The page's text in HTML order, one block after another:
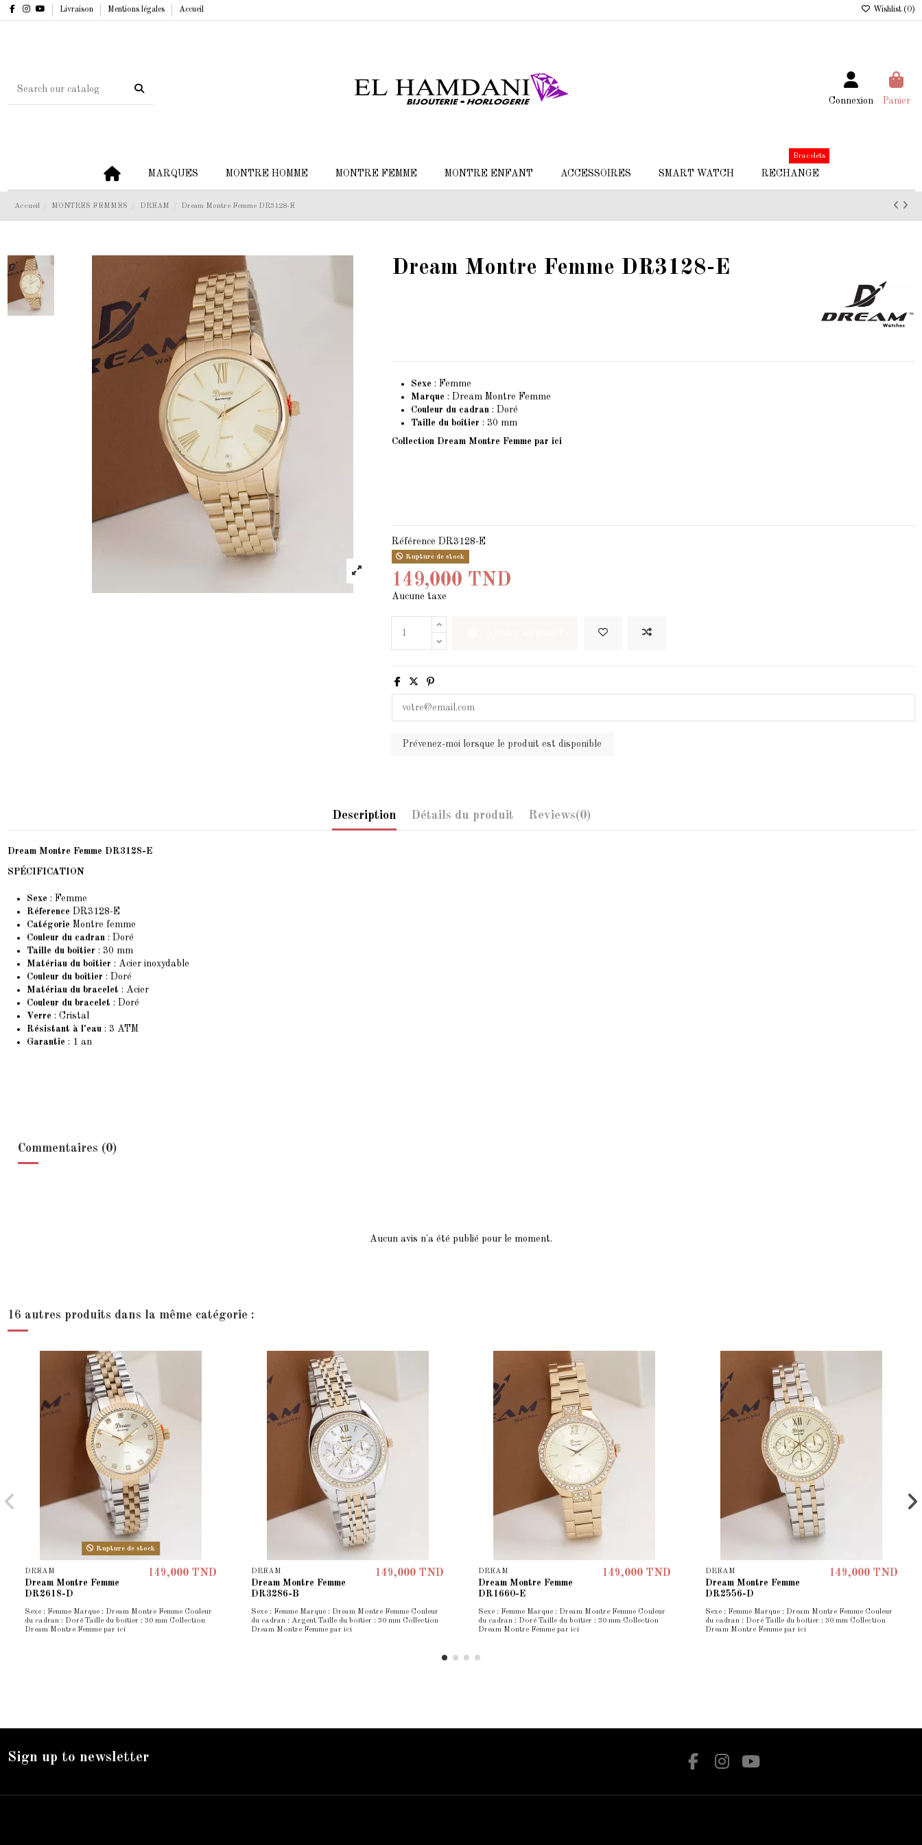
Livraison Mentions légales Accueil Wishlist (0)
Connexion Panier
MARQUES MONTRE HOMME MONTRE FEMME MONTRE ENFANT ACCESSOIRES SMART WATCH RECHANGE
Bracelets
Accueil MONTRES FEMMES DREAM Dream Montre Femme DR3128-E
Dream Montre Femme DR3128-E
Sexe : Femme
Marque : Dream Montre Femme
Couleur du cadran : Doré
Taille du boîtier : 30 mm
Collection Dream Montre Femme par ici
Référence DR3128-E
Rupture de stock
149,000 TND
Aucune taxe
Description Détails du produit Reviews(0)
Dream Montre Femme DR3128-E
SPÉCIFICATION
Sexe : Femme
Réference
DR3128-E
Catégorie Montre femme
Couleur du cadran : Doré
Taille du boîtier : 30 mm
Matériau du boîtier : Acier inoxydable
Couleur du boîtier : Doré
Matériau du bracelet : Acier
Couleur du bracelet : Doré
Verre : Cristal
Résistant à l'eau : 3 ATM
Garantie : 1 an
Commentaires (0)
Aucun avis n'a été publié pour le moment.
16 autres produits dans la même catégorie :
Rupture de stock
DREAM
Dream Montre Femme
DR2618-D
149,000 TND
Sexe : Femme Marque : Dream Montre Femme Couleur
du cadran : Doré Taille du boîtier : 30 mm Collection
Dream Montre Femme par ici
DREAM
Dream Montre Femme
DR3286-B
149,000 TND
Sexe : Femme Marque : Dream Montre Femme Couleur
du cadran : Argent Taille du boîtier : 30 mm Collection
Dream Montre Femme par ici
DREAM
Dream Montre Femme
DR1660-E
149,000 TND
Sexe : Femme Marque : Dream Montre Femme Couleur
du cadran : Doré Taille du boîtier : 30 mm Collection
Dream Montre Femme par ici
DREAM
Dream Montre Femme
DR2556-D
149,000 TND
Sexe : Femme Marque : Dream Montre Femme Couleur
du cadran : Doré Taille du boîtier : 30 mm Collection
Dream Montre Femme par ici
Sign up to newsletter